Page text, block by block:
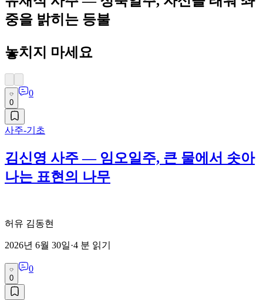
중을 밝히는 등불
놓치지 마세요
0
0
사주-기초
김신영 사주 — 임오일주, 큰 물에서 솟아
나는 표현의 나무
허유 김동현
2026년 6월 30일·4 분 읽기
0
0